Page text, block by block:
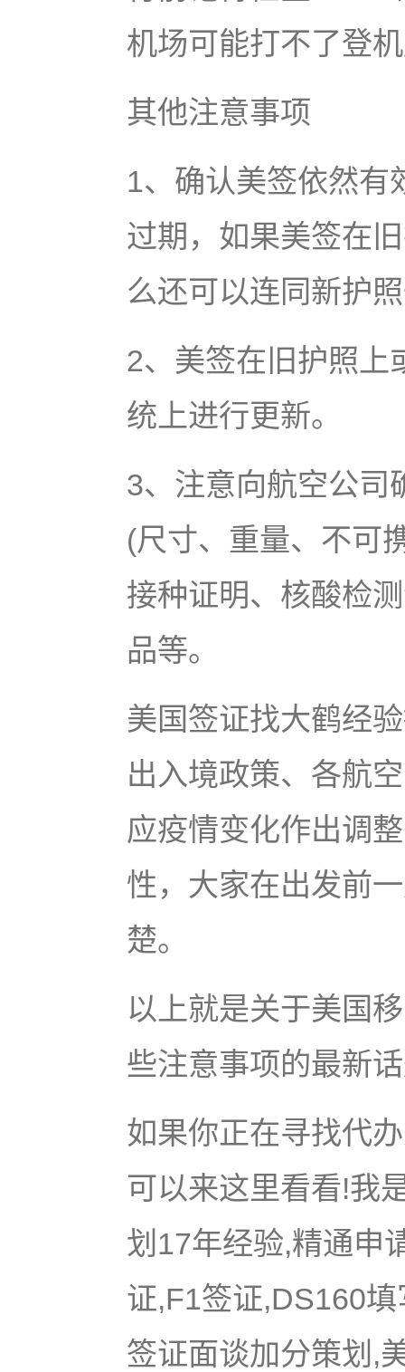
机场可能打不了登
其他注意事项
1、确认美签依然有
过期，如果美签在
么还可以连同新护
2、美签在旧护照上
统上进行更新。
3、注意向航空公司
(尺寸、重量、不可
接种证明、核酸检
品等。
美国签证找大鹤经
出入境政策、各航
应疫情变化作出调
性，大家在出发前
楚。
以上就是关于美国
些注意事项的最新
如果你正在寻找代
可以来这里看看!我
划17年经验,精通申
证,F1签证,DS160
签证面谈加分策划,